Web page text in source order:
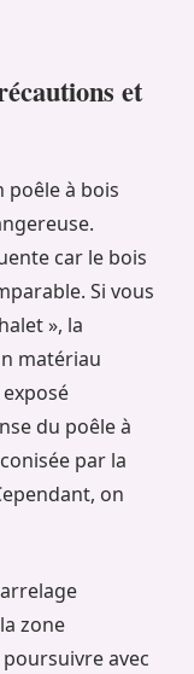
et
poêle à bois
car le bois
Si vous
», la
matériau
du poêle à
par la
on
zone
avec